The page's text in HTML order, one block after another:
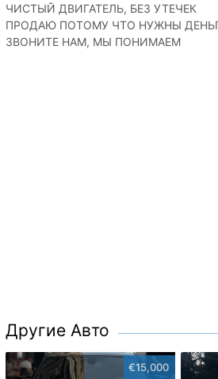
ЧИСТЫЙ ДВИГАТЕЛЬ, БЕЗ УТЕЧЕК
ПРОДАЮ ПОТОМУ ЧТО НУЖНЫ
ЗВОНИТЕ НАМ, МЫ ПОНИМАЕМ
Другие Авто
€15,000